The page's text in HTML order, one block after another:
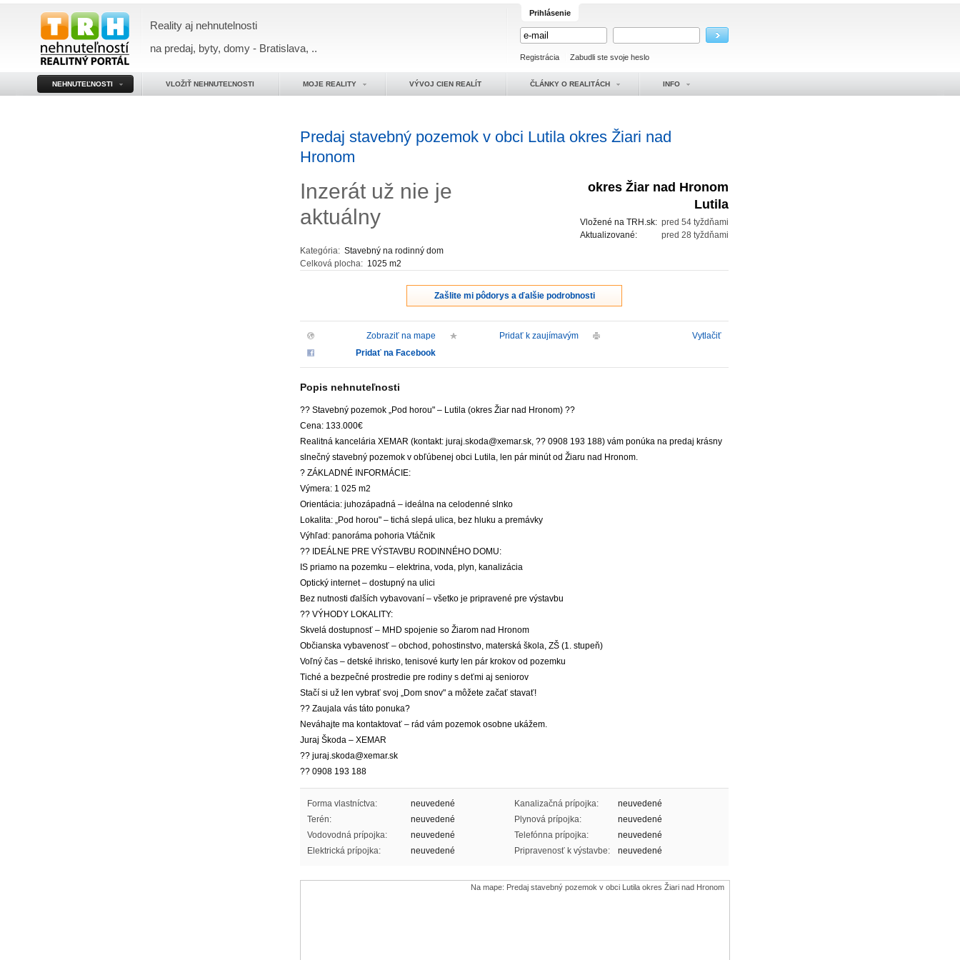
Reality aj nehnutelnosti
na predaj, byty, domy - Bratislava, ..
Prihlásenie
Registrácia Zabudli ste svoje heslo
NEHNUTEĽNOSTI VLOŽIŤ NEHNUTEĽNOSTI MOJE REALITY VÝVOJ CIEN REALÍT ČLÁNKY O REALITÁCH INFO
Predaj stavebný pozemok v obci Lutila okres Žiari nad
Hronom
Inzerát už nie je
aktuálny
Kategória: Stavebný na rodinný dom
Celková plocha: 1025 m2
okres Žiar nad Hronom
Lutila
pred 54 tyždňami
Vložené na TRH.sk:
pred 28 tyždňami
Aktualizované:
Zašlite mi pôdorys a ďalšie podrobnosti
Zobraziť na mape Pridať k zaujímavým
Vytlačiť
Pridať na Facebook
Popis nehnuteľnosti
?? Stavebný pozemok „Pod horou" – Lutila (okres Žiar nad Hronom) ??
Cena: 133.000€
Realitná kancelária XEMAR (kontakt: juraj.skoda@xemar.sk, ?? 0908 193 188) vám ponúka na predaj krásny
slnečný stavebný pozemok v obľúbenej obci Lutila, len pár minút od Žiaru nad Hronom.
? ZÁKLADNÉ INFORMÁCIE:
Výmera: 1 025 m2
Orientácia: juhozápadná – ideálna na celodenné slnko
Lokalita: „Pod horou" – tichá slepá ulica, bez hluku a premávky
Výhľad: panoráma pohoria Vtáčnik
?? IDEÁLNE PRE VÝSTAVBU RODINNÉHO DOMU:
IS priamo na pozemku – elektrina, voda, plyn, kanalizácia
Optický internet – dostupný na ulici
Bez nutnosti ďalších vybavovaní – všetko je pripravené pre výstavbu
?? VÝHODY LOKALITY:
Skvelá dostupnosť – MHD spojenie so Žiarom nad Hronom
Občianska vybavenosť – obchod, pohostinstvo, materská škola, ZŠ (1. stupeň)
Voľný čas – detské ihrisko, tenisové kurty len pár krokov od pozemku
Tiché a bezpečné prostredie pre rodiny s deťmi aj seniorov
Stačí si už len vybrať svoj „Dom snov" a môžete začať stavať!
?? Zaujala vás táto ponuka?
Neváhajte ma kontaktovať – rád vám pozemok osobne ukážem.
Juraj Škoda – XEMAR
?? juraj.skoda@xemar.sk
?? 0908 193 188
Forma vlastníctva:
neuvedené
Terén:
neuvedené
Vodovodná prípojka:
neuvedené
Elektrická prípojka:
neuvedené
Kanalizačná prípojka:
neuvedené
Plynová prípojka:
neuvedené
Telefónna prípojka:
neuvedené
Pripravenosť k výstavbe:
neuvedené
Na mape: Predaj stavebný pozemok v obci Lutila okres Žiari nad Hronom